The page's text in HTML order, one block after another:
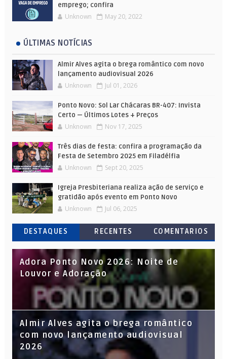
emprego; confira
Unknown May 20, 2022
ÚLTIMAS NOTÍCIAS
Almir Alves agita o brega romântico com novo
lançamento audiovisual 2026
Unknown Jul 01, 2026
Ponto Novo: Sol Lar Chácaras BR-407: Invista
Certo — Últimos Lotes + Preços
Unknown Nov 17, 2025
Três dias de festa: confira a programação da
Festa de Setembro 2025 em Filadélfia
Unknown Sept 20, 2025
Igreja Presbiteriana realiza ação de serviço e
gratidão após evento em Ponto Novo
Unknown Jul 06, 2025
DESTAQUES RECENTES COMENTARIOS
Adora Ponto Novo 2026: Noite de
Louvor e Adoração
Almir Alves agita o brega romântico
com novo lançamento audiovisual
2026